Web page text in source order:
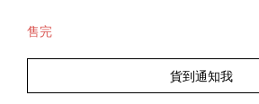
售完
貨到通知我